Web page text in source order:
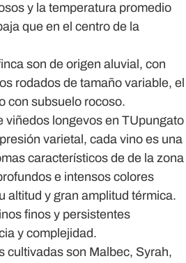
y la temperatura promedio
que en el centro de la
son de origen aluvial, con
rodados de tamaño variable, el
con subsuelo rocoso.
viñedos longevos en TUpungato
varietal, cada vino es una
característicos de de la zona
e intensos colores
altitud y gran amplitud térmica.
finos y persistentes
y complejidad.
cultivadas son Malbec, Syrah,